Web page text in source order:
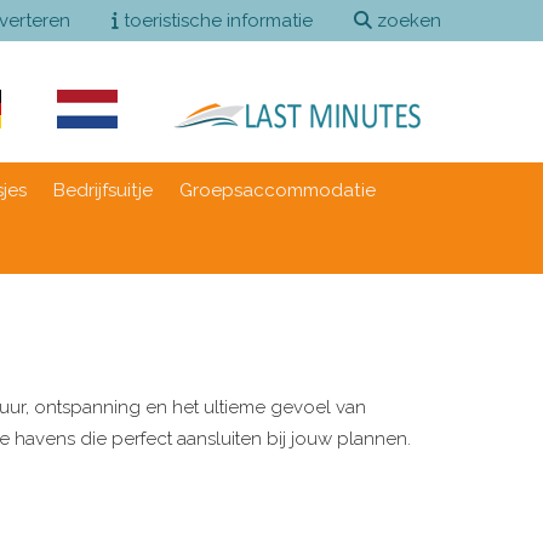
toeristische informatie zoeken
Bedrijfsuitje Groepsaccommodatie
ontspanning en het ultieme gevoel van
havens die perfect aansluiten bij jouw plannen.